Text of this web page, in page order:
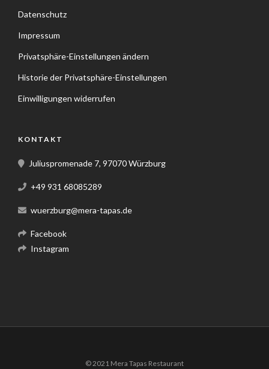
Datenschutz
Impressum
Privatsphäre-Einstellungen ändern
Historie der Privatsphäre-Einstellungen
Einwilligungen widerrufen
KONTAKT
Juliuspromenade 7, 97070 Würzburg
+49 931 68085289
wuerzburg@mera-tapas.de
Facebook
Instagram
© 2021 Mera Tapas Restaurant